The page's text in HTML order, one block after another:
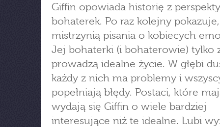
Giffin opowiada historię z
bohaterek. Po raz kolejny
mistrzynią pisania o kobiecych
Jej bohaterki (i bohaterowie) tylko
prowadzą idealne życie. W głębi
każdy z nich ma problemy i
popełniają błędy. Postaci, które
wydają się Giffin o wiele bardziej
interesujące niż te idealne. Lubi